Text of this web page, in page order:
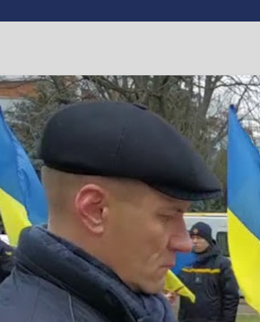
У ЧЕРКАСАХ
під
Від editor
ЛЮТ 18, 2020 #АТО ,
області, міста, учасники АТО-ООС,